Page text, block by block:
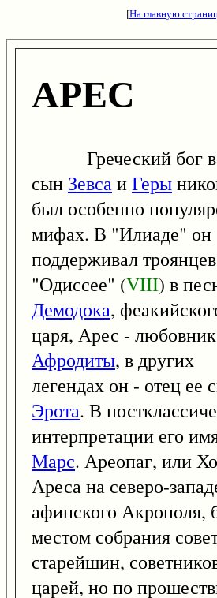
[На главную
АРЕС
Греческий бог
сын ЗевсаиГеры
был особенно
мифах. В "Илиаде" он
поддерживал
"Одиссее" (VIII) в
Демодока,
царя, Арес - любовник
Афродиты, в других
легендах он - отец ее
Эрота. В
интерпретации его
Марс. Ареопаг, или
Ареса на северо-
афинского Акрополя,
местом собрания
старейшин,
царей, но по